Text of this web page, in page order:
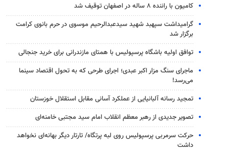
کامیون با راننده ۸ ساله در اصفهان توقیف شد
گرامیداشت سپهبد شهید سیدعبدالرحیم موسوی در حرم بانوی کرامت
برگزار شد
توافق اولیه باشگاه پرسپولیس با همتای مازندرانی برای خرید جنجالی
ماجرای سنگ مزار اکبر عبدی؛ اجرای طرحی که به تحول اقتصاد سینما
می‌رسد!
تمجید رسانه آلبانیایی از عملکرد آسانی مقابل استقلال خوزستان
تصویر جدیدی از رهبر معظم انقلاب امام سید مجتبی خامنه‌ای
حرکت سرمربی پرسپولیس روی لبه پرتگاه/ تارتار دیگر بهانه‌ای نخواهد
داشت